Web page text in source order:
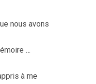
nous avons
…
à me